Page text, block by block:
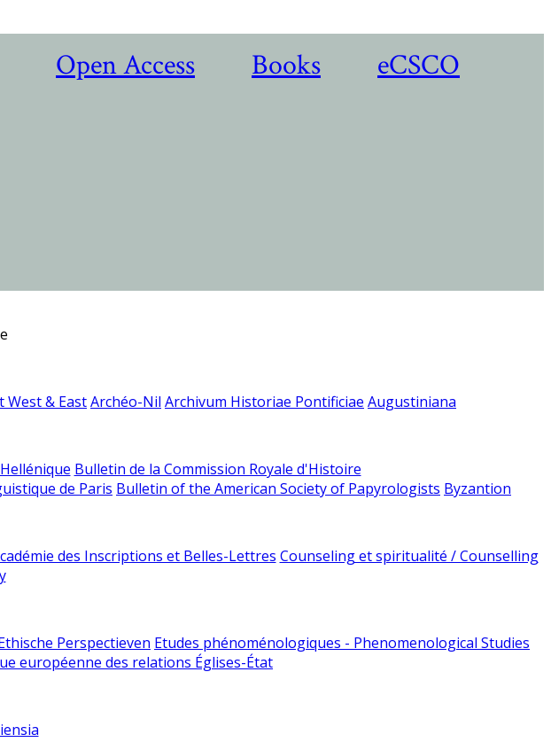
Open Access Books eCSCO
West & EastArchéo-Nil Archivum Historiae Pontificiae Augustiniana
Bulletin de la Commission Royale d'Histoire
de Paris Bulletin of the American Society of Papyrologists Byzantion
des Inscriptions et Belles-Lettres Counseling et spiritualité / Counselling
Perspectieven Etudes phénoménologiques - Phenomenological Studies
européenne des relations Églises-État